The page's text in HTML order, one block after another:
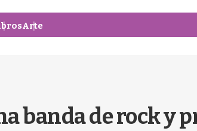
Arte
banda de rock y